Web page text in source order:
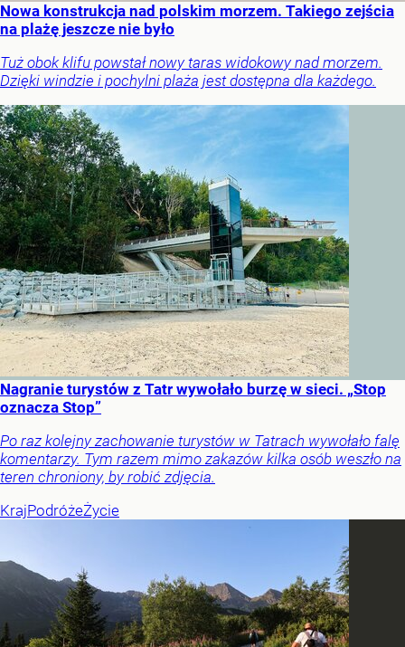
Nowa konstrukcja nad polskim morzem. Takiego zejścia
na plażę jeszcze nie było
Tuż obok klifu powstał nowy taras widokowy nad morzem.
Dzięki windzie i pochylni plaża jest dostępna dla każdego.
Nagranie turystów z Tatr wywołało burzę w sieci. „Stop
oznacza Stop”
Po raz kolejny zachowanie turystów w Tatrach wywołało falę
komentarzy. Tym razem mimo zakazów kilka osób weszło na
teren chroniony, by robić zdjęcia.
KrajPodróżeŻycie